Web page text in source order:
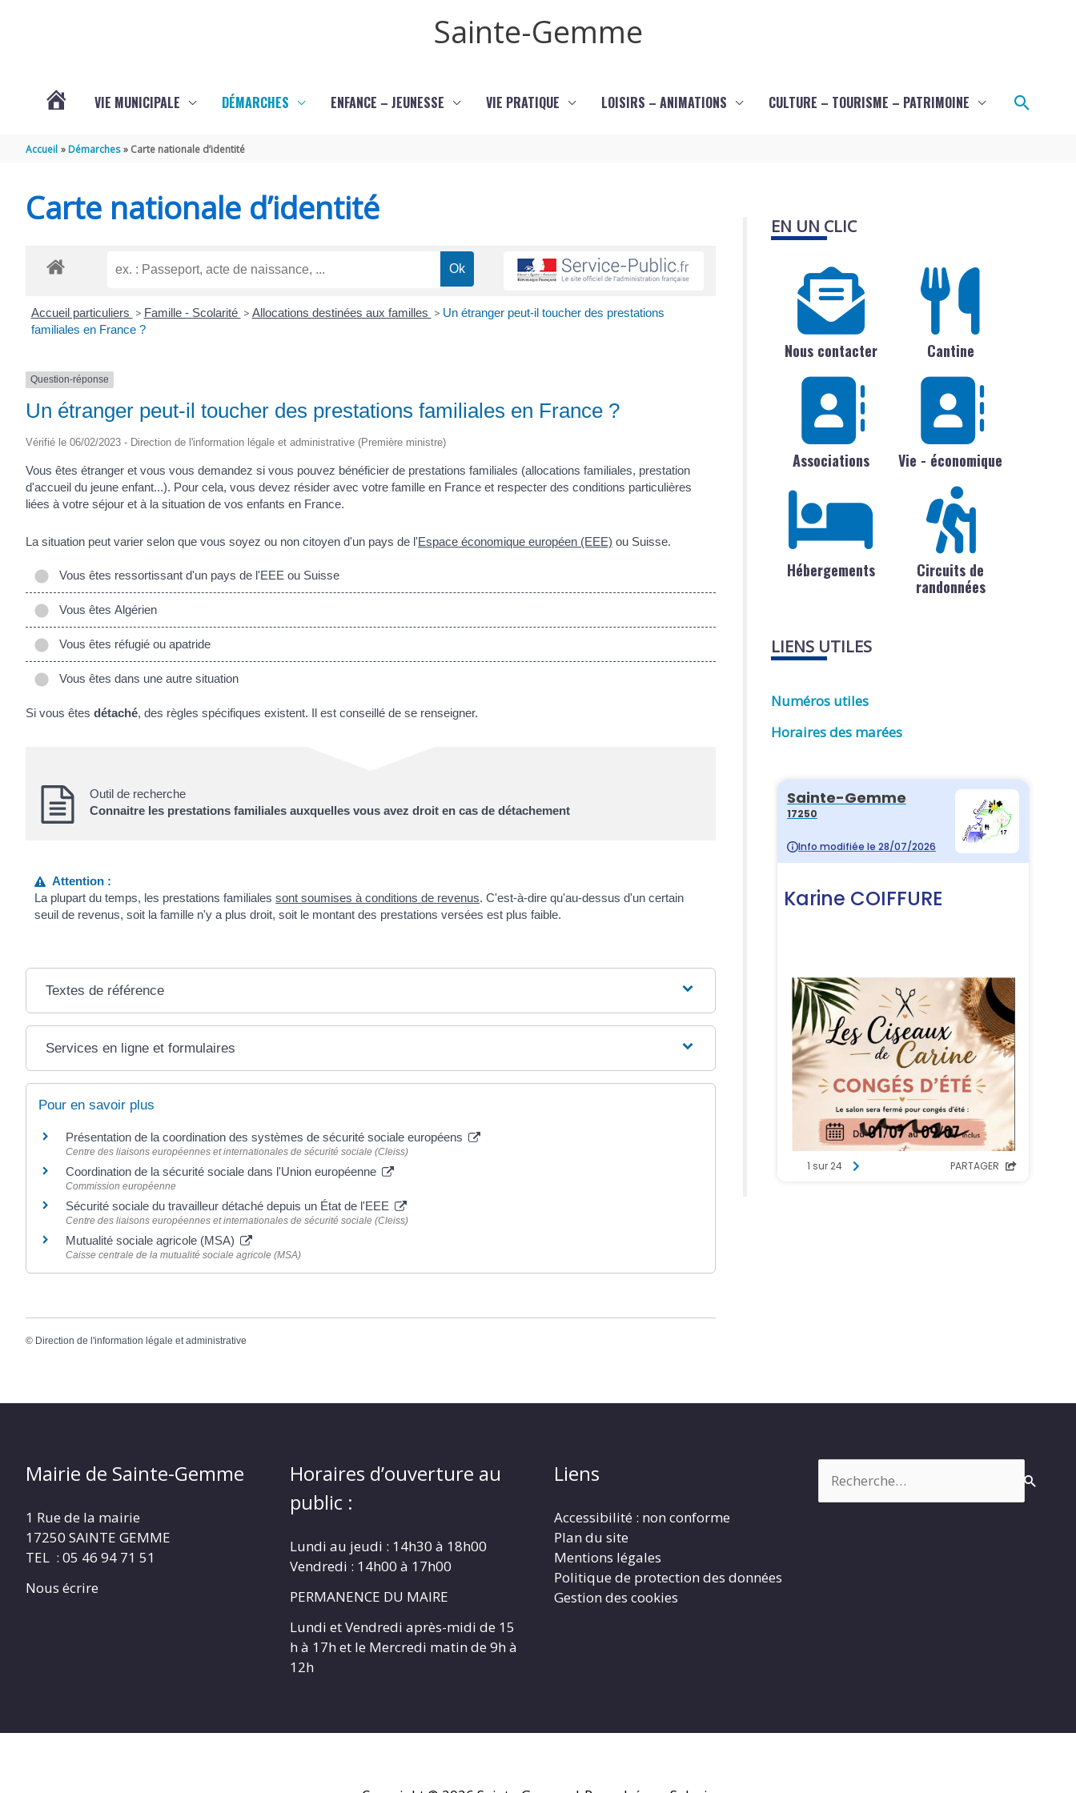
Sainte-Gemme
GEMME
VIE MUNICIPALE DÉMARCHES ENFANCE – JEUNESSE VIE PRATIQUE LOISIRS – ANIMATIONS CULTURE – TOURISME – PATRIMOINE
Accueil Démarches Carte nationale d’identité
Carte nationale d’identité
Accueil particuliers > Famille - Scolarité > Allocations destinées aux familles > Un étranger peut-il toucher des prestations
familiales en France ?
Question-réponse
Un étranger peut-il toucher des prestations familiales en France ?
Vérifié le 06/02/2023 - Direction de l'information légale et administrative (Première ministre)
Vous êtes étranger et vous vous demandez si vous pouvez bénéficier de prestations familiales (allocations familiales, prestation
d'accueil du jeune enfant...). Pour cela, vous devez résider avec votre famille en France et respecter des conditions particulières
liées à votre séjour et à la situation de vos enfants en France.
La situation peut varier selon que vous soyez ou non citoyen d'un pays de l'Espace économique européen (EEE) ou Suisse.
Vous êtes ressortissant d'un pays de l'EEE ou Suisse
Vous êtes Algérien
Vous êtes réfugié ou apatride
Vous êtes dans une autre situation
Si vous êtes détaché, des règles spécifiques existent. Il est conseillé de se renseigner.
Outil de recherche
Connaitre les prestations familiales auxquelles vous avez droit en cas de détachement
Attention :
La plupart du temps, les prestations familialessont soumises à conditions de revenus. C'est-à-dire qu'au-dessus d'un certain
seuil de revenus, soit la famille n'y a plus droit, soit le montant des prestations versées est plus faible.
Textes de référence
Services en ligne et formulaires
Pour en savoir plus
Présentation de la coordination des systèmes de sécurité sociale européens
Centre des liaisons européennes et internationales de sécurité sociale (Cleiss)
Coordination de la sécurité sociale dans l'Union européenne
Commission européenne
Sécurité sociale du travailleur détaché depuis un État de l'EEE
Centre des liaisons européennes et internationales de sécurité sociale (Cleiss)
Mutualité sociale agricole (MSA)
Caisse centrale de la mutualité sociale agricole (MSA)
© Direction de l'information légale et administrative
EN UN CLIC
Nous contacter Cantine
Associations Vie - économique
Hébergements
Circuits de
randonnées
LIENS UTILES
Numéros utiles
Horaires des marées
Mairie de Sainte-Gemme
1 Rue de la mairie
17250 SAINTE GEMME
TEL : 05 46 94 71 51
Nous écrire
Horaires d’ouverture au
public :
Lundi au jeudi : 14h30 à 18h00
Vendredi : 14h00 à 17h00
PERMANENCE DU MAIRE
Lundi et Vendredi après-midi de 15
h à 17h et le Mercredi matin de 9h à
12h
Liens
Accessibilité : non conforme
Plan du site
Mentions légales
Politique de protection des données
Gestion des cookies